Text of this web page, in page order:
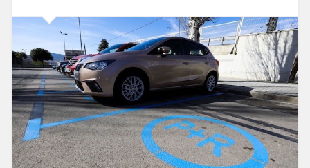
relacionados
con
la
droga»